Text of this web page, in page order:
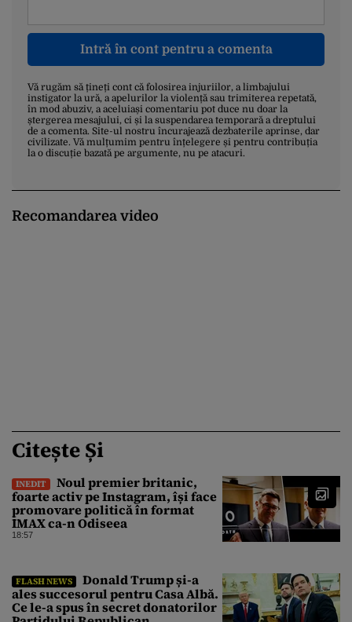
Intră în cont pentru a comenta
Vă rugăm să țineți cont că folosirea injuriilor, a limbajului
instigator la ură, a apelurilor la violență sau trimiterea repetată,
în mod abuziv, a aceluiași comentariu pot duce nu doar la
ștergerea mesajului, ci și la suspendarea temporară a dreptului
de a comenta. Site-ul nostru încurajează dezbaterile aprinse, dar
civilizate. Vă mulțumim pentru înțelegere și pentru contribuția
la o discuție bazată pe argumente, nu pe atacuri.
Recomandarea video
Citește Și
INEDIT
Noul premier britanic,
foarte activ pe Instagram, își face
promovare politică în format
IMAX ca-n Odiseea
18:57
FLASH NEWS
Donald Trump și-a
ales succesorul pentru Casa Albă.
Ce le-a spus în secret donatorilor